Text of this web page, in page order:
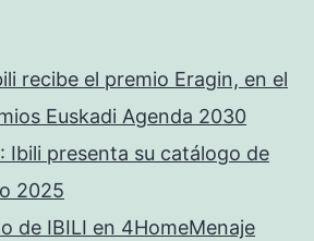
recibe el premio Eragin, en el
Euskadi Agenda 2030
Ibili presenta su catálogo de
2025
de IBILI en 4HomeMenaje